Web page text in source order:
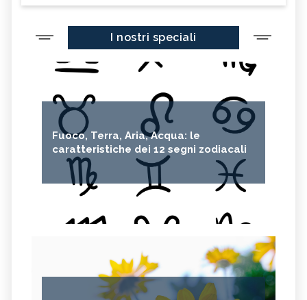
I nostri speciali
Fuoco, Terra, Aria, Acqua: le
caratteristiche dei 12 segni zodiacali